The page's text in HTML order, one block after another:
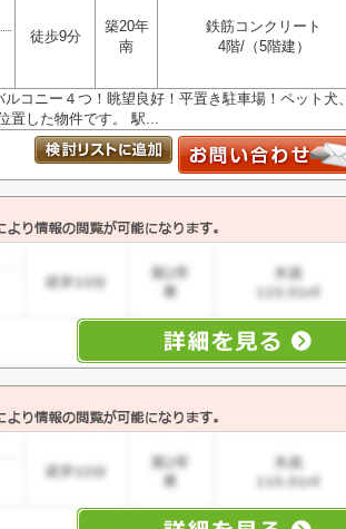
徒歩9分
築20年
南
鉄筋コンクリート
4階/（5階建）
コニー４つ！眺望良好！平置き駐車場！ペット犬、
置した物件です。 駅...